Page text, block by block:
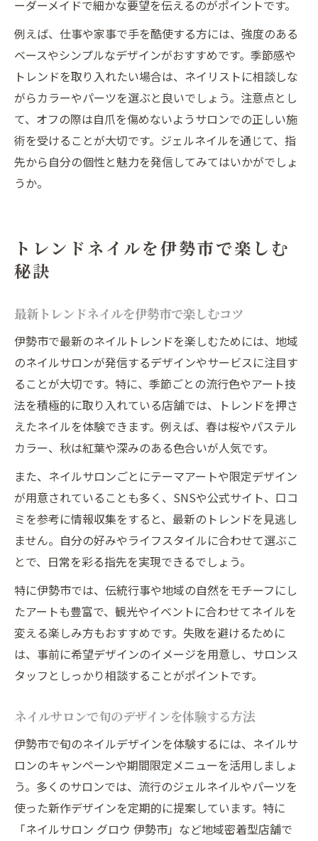
ーダーメイドで細かな要望を伝えるのがポイントです。
例えば、仕事や家事で手を酷使する方には、強度のある
ベースやシンプルなデザインがおすすめです。季節感や
トレンドを取り入れたい場合は、ネイリストに相談しな
がらカラーやパーツを選ぶと良いでしょう。注意点とし
て、オフの際は自爪を傷めないようサロンでの正しい施
術を受けることが大切です。ジェルネイルを通じて、指
先から自分の個性と魅力を発信してみてはいかがでしょ
うか。
トレンドネイルを伊勢市で楽しむ
秘訣
最新トレンドネイルを伊勢市で楽しむコツ
伊勢市で最新のネイルトレンドを楽しむためには、地域
のネイルサロンが発信するデザインやサービスに注目す
ることが大切です。特に、季節ごとの流行色やアート技
法を積極的に取り入れている店舗では、トレンドを押さ
えたネイルを体験できます。例えば、春は桜やパステル
カラー、秋は紅葉や深みのある色合いが人気です。
また、ネイルサロンごとにテーマアートや限定デザイン
が用意されていることも多く、SNSや公式サイト、口コ
ミを参考に情報収集をすると、最新のトレンドを見逃し
ません。自分の好みやライフスタイルに合わせて選ぶこ
とで、日常を彩る指先を実現できるでしょう。
特に伊勢市では、伝統行事や地域の自然をモチーフにし
たアートも豊富で、観光やイベントに合わせてネイルを
変える楽しみ方もおすすめです。失敗を避けるために
は、事前に希望デザインのイメージを用意し、サロンス
タッフとしっかり相談することがポイントです。
ネイルサロンで旬のデザインを体験する方法
伊勢市で旬のネイルデザインを体験するには、ネイルサ
ロンのキャンペーンや期間限定メニューを活用しましょ
う。多くのサロンでは、流行のジェルネイルやパーツを
使った新作デザインを定期的に提案しています。特に
「ネイルサロン グロウ 伊勢市」など地域密着型店舗で